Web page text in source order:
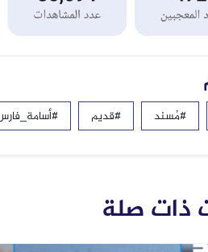
#مُسند #قديم
ذات صلة